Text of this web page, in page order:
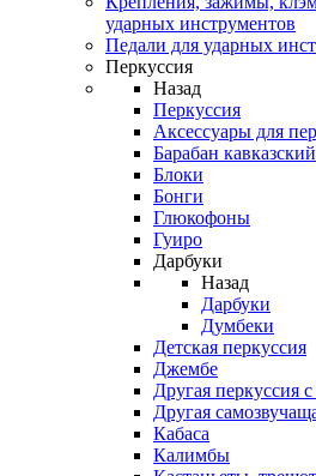
ударных инструментов
Педали для ударных
Перкуссия
Назад
Перкуссия
Аксессуары для
Барабан кавказский
Блоки
Бонги
Глюкофоны
Гуиро
Дарбуки
Назад
Дарбуки
Думбеки
Детская перкуссия
Джембе
Другая перкуссия
Другая
Кабаса
Калимбы